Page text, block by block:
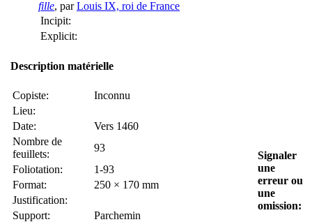
fille, parLouis IX, roi de France
Incipit:
Explicit:
Description matérielle
Copiste:
Inconnu
Lieu:
Date:
Vers 1460
Nombre de
feuillets:
93
Foliotation:
1-93
Format:
250 × 170 mm
Justification:
Support:
Parchemin
Signaler
une
erreur ou
une
omission: